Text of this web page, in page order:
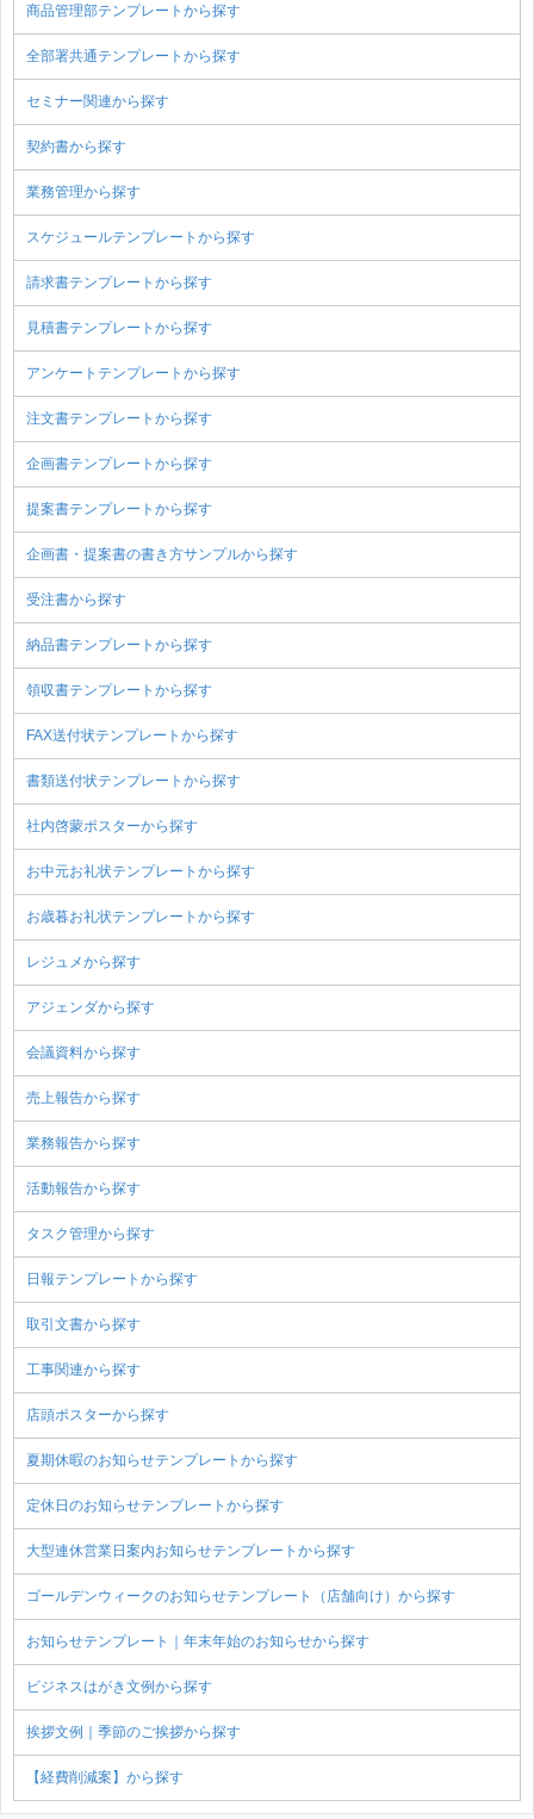
商品管理部テンプレートから探す
全部署共通テンプレートから探す
セミナー関連から探す
契約書から探す
業務管理から探す
スケジュールテンプレートから探す
請求書テンプレートから探す
見積書テンプレートから探す
アンケートテンプレートから探す
注文書テンプレートから探す
企画書テンプレートから探す
提案書テンプレートから探す
企画書・提案書の書き方サンプルから探す
受注書から探す
納品書テンプレートから探す
領収書テンプレートから探す
FAX送付状テンプレートから探す
書類送付状テンプレートから探す
社内啓蒙ポスターから探す
お中元お礼状テンプレートから探す
お歳暮お礼状テンプレートから探す
レジュメから探す
アジェンダから探す
会議資料から探す
売上報告から探す
業務報告から探す
活動報告から探す
タスク管理から探す
日報テンプレートから探す
取引文書から探す
工事関連から探す
店頭ポスターから探す
夏期休暇のお知らせテンプレートから探す
定休日のお知らせテンプレートから探す
大型連休営業日案内お知らせテンプレートから探す
ゴールデンウィークのお知らせテンプレート（店舗向け）から探す
お知らせテンプレート｜年末年始のお知らせから探す
ビジネスはがき文例から探す
挨拶文例｜季節のご挨拶から探す
【経費削減案】から探す